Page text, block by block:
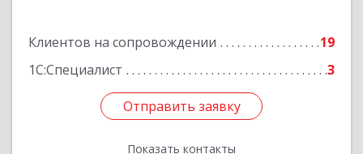
Клиентов на сопровождении
19
1С:Специалист
3
Отправить заявку
Показать контакты
Отправить заявку
Назад